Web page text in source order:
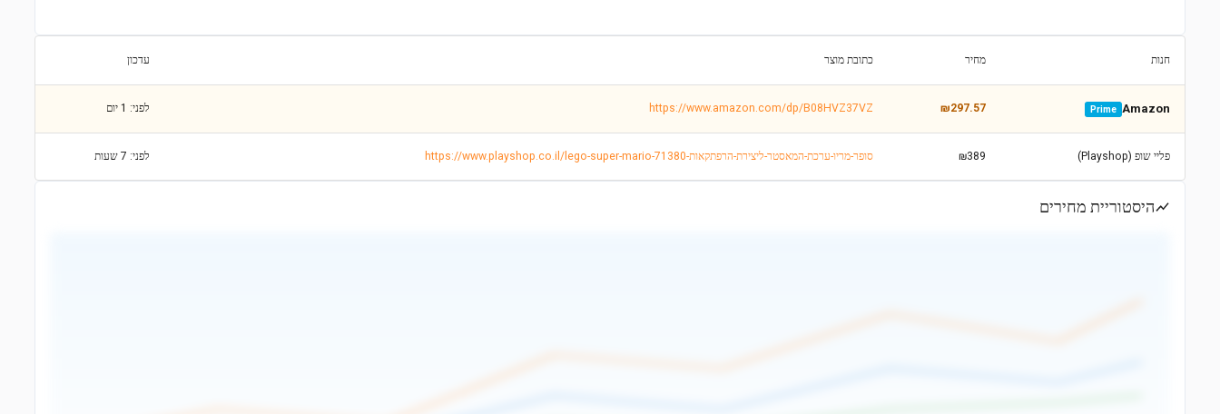
חנות מחיר כתובת מוצר עדכון
Amazon
Prime
₪297.57
https://www.amazon.com/dp/B08HVZ37VZ לפני: 1 יום
פליי שופ (Playshop) ₪389 https://www.playshop.co.il/lego-super-mario-71380-סופר-מריו-ערכת-המאסטר-ליצירת-הרפתקאות לפני: 7 שעות
היסטוריית מחירים